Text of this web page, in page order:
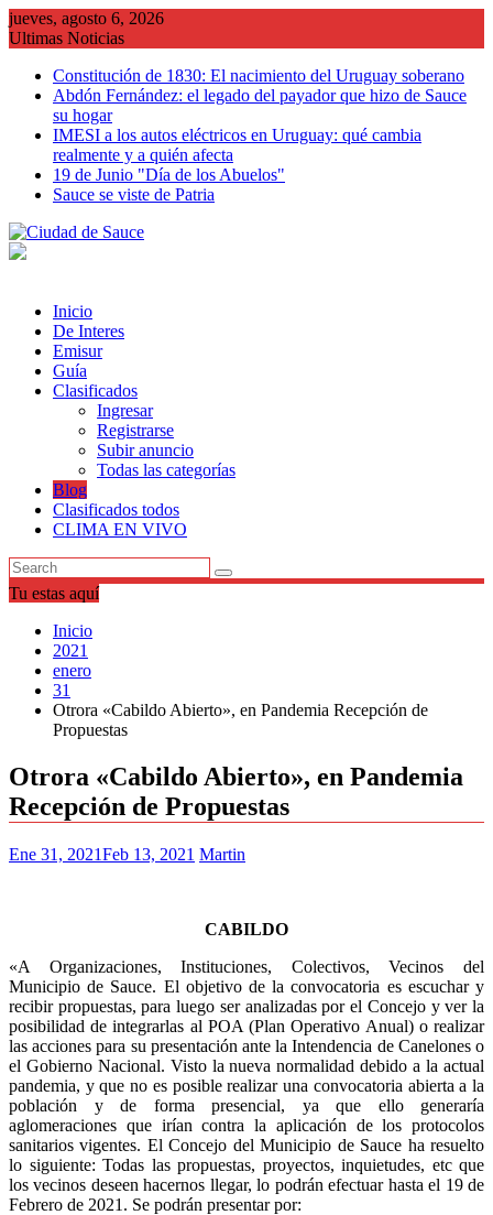
Saltar
al
jueves, agosto 6, 2026
Ultimas Noticias
Constitución de 1830: El nacimiento del Uruguay soberano
Abdón Fernández: el legado del payador que hizo de Sauce
su hogar
IMESI a los autos eléctricos en Uruguay: qué cambia
realmente y a quién afecta
19 de Junio "Día de los Abuelos"
Sauce se viste de Patria
Inicio
De Interes
Emisur
Guía
Clasificados
Ingresar
Registrarse
Subir anuncio
Todas las categorías
Blog
Clasificados todos
CLIMA EN VIVO
Tu estas aquí
Inicio
2021
enero
31
Otrora «Cabildo Abierto», en Pandemia Recepción de
Propuestas
Otrora «Cabildo Abierto», en Pandemia
Recepción de Propuestas
Ene 31, 2021Feb 13, 2021 Martin
CABILDO
«A Organizaciones, Instituciones, Colectivos, Vecinos del
Municipio de Sauce. El objetivo de la convocatoria es escuchar y
recibir propuestas, para luego ser analizadas por el Concejo y ver la
posibilidad de integrarlas al POA (Plan Operativo Anual) o realizar
las acciones para su presentación ante la Intendencia de Canelones o
el Gobierno Nacional. Visto la nueva normalidad debido a la actual
pandemia, y que no es posible realizar una convocatoria abierta a la
población y de forma presencial, ya que ello generaría
aglomeraciones que irían contra la aplicación de los protocolos
sanitarios vigentes. El Concejo del Municipio de Sauce ha resuelto
lo siguiente: Todas las propuestas, proyectos, inquietudes, etc que
los vecinos deseen hacernos llegar, lo podrán efectuar hasta el 19 de
Febrero de 2021. Se podrán presentar por: